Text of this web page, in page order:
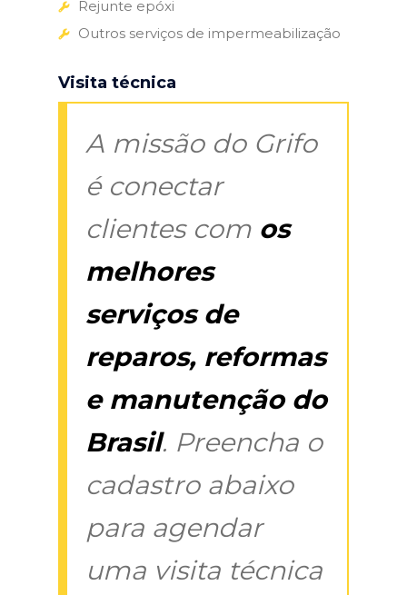
Rejunte epóxi
Outros serviços de impermeabilização
Visita técnica
A missão do Grifo
é conectar
clientes com os
melhores
serviços de
reparos, reformas
e manutenção do
Brasil. Preencha o
cadastro abaixo
para agendar
uma visita técnica